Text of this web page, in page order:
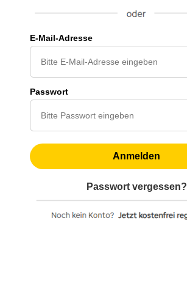
E-Mail-Adresse
Passwort
Anmelden
Passwort vergessen?